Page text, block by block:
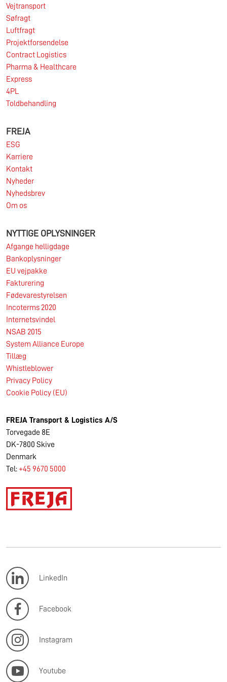
de fleste af SDK FREJA’s nøglemarkeder var
udfordrende.
11.06.2026
Vejtransport
Søfragt
Luftfragt
Projektforsendelse
Contract Logistics
Pharma & Healthcare
Express
4PL
Toldbehandling
FREJA
ESG
Karriere
Kontakt
Nyheder
Nyhedsbrev
Om os
NYTTIGE OPLYSNINGER
Afgange helligdage
Bankoplysninger
EU vejpakke
Fakturering
Fødevarestyrelsen
Incoterms 2020
Internetsvindel
NSAB 2015
System Alliance Europe
Tillæg
Whistleblower
Privacy Policy
Cookie Policy (EU)
FREJA Transport & Logistics A/S
Torvegade 8E
DK-7800 Skive
Denmark
Tel: +45 9670 5000
LinkedIn
Facebook
Instagram
Youtube